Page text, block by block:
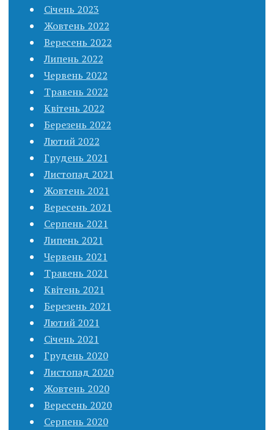
Січень 2023
Жовтень 2022
Вересень 2022
Липень 2022
Червень 2022
Травень 2022
Квітень 2022
Березень 2022
Лютий 2022
Грудень 2021
Листопад 2021
Жовтень 2021
Вересень 2021
Серпень 2021
Липень 2021
Червень 2021
Травень 2021
Квітень 2021
Березень 2021
Лютий 2021
Січень 2021
Грудень 2020
Листопад 2020
Жовтень 2020
Вересень 2020
Серпень 2020